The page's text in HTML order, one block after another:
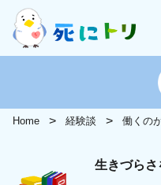
Home 経験談 働くの
生きづら